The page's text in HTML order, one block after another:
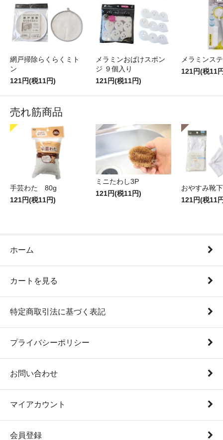
網戸掃除らくらくミト
ン
121円(税11円)
メラミンおばけスポン
ジ ９個入り
121円(税11円)
メラミンス
121円(税11
売れ筋商品
手芸わた 80g
121円(税11円)
ミニたわし3P
121円(税11円)
おやすみ靴下
121円(税11
ホーム
カートを見る
特定商取引法に基づく表記
プライバシーポリシー
お問い合わせ
マイアカウント
会員登録